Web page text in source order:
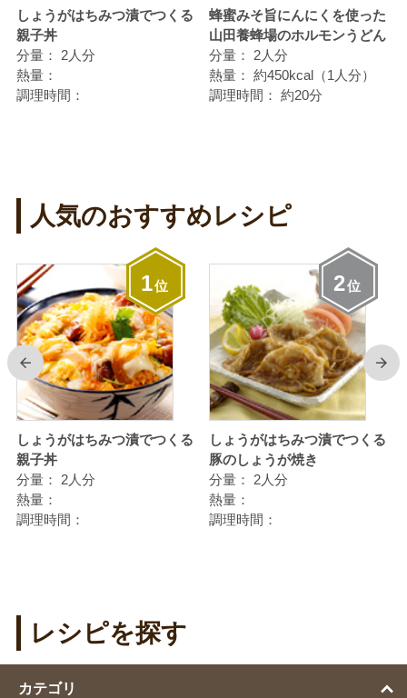
しょうがはちみつ漬でつくる
親子丼
分量：
2人分
熱量：
調理時間：
蜂蜜みそ旨にんにくを使った
山田養蜂場のホルモンうどん
分量：
2人分
熱量： 約450kcal（1人分）
調理時間： 約20分
人気のおすすめレシピ
前
1位
しょうがはちみつ漬でつくる
親子丼
分量：
2人分
熱量：
調理時間：
2位
しょうがはちみつ漬でつくる
豚のしょうが焼き
分量：
2人分
熱量：
調理時間：
次
レシピを探す
カテゴリ